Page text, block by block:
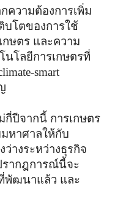
ความต้องการเพิ่ม
บโตของการใช้
กษตร และความ
นโลยีการเกษตรที่
smart
ปีจากนี้ การเกษตร
หาศาลให้กับ
างระหว่างธุรกิจ
ากฎการณ์นี้จะ
พัฒนาแล้ว และ